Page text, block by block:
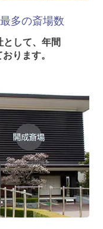
最多の斎場数
として、年間
ります。